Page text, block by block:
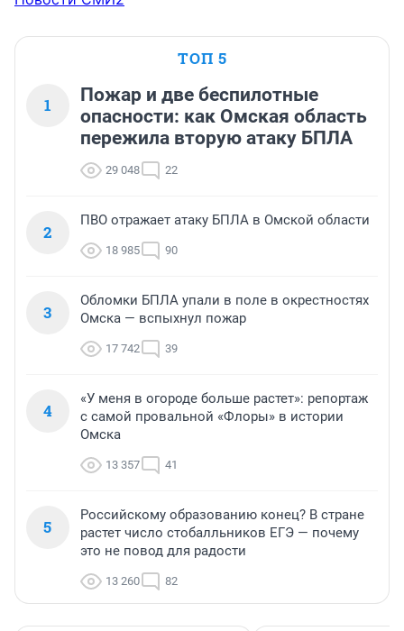
ТОП 5
1
Пожар и две беспилотные
опасности: как Омская область
пережила вторую атаку БПЛА
29 048 22
2
ПВО отражает атаку БПЛА в Омской области
18 985 90
3
Обломки БПЛА упали в поле в окрестностях
Омска — вспыхнул пожар
17 742 39
4
«У меня в огороде больше растет»: репортаж
с самой провальной «Флоры» в истории
Омска
13 357 41
5
Российскому образованию конец? В стране
растет число стобалльников ЕГЭ — почему
это не повод для радости
13 260 82